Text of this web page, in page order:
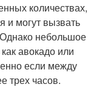
количествах,
и могут вызвать
небольшое
авокадо или
если между
трех часов.